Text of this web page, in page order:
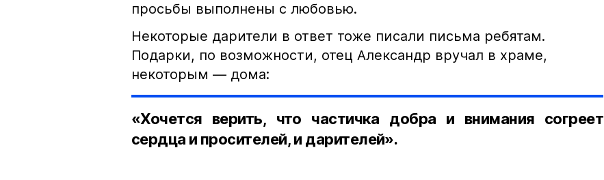
просьбы выполнены с любовью.
Некоторые дарители в ответ тоже писали письма ребятам.
Подарки, по возможности, отец Александр вручал в храме,
некоторым — дома:
«Хочется верить, что частичка добра и внимания согреет
сердца и просителей, и дарителей».